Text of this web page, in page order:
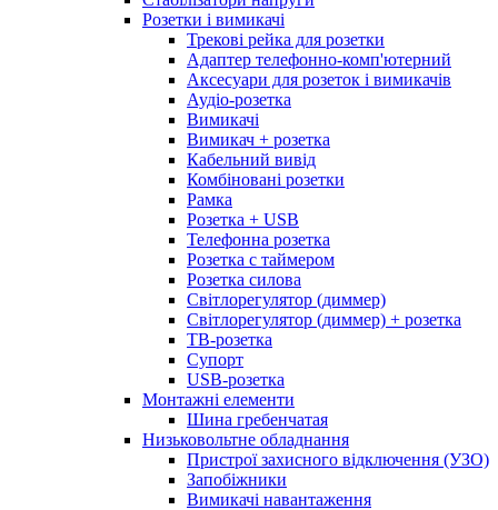
Розетки і вимикачі
Трекові рейка для розетки
Адаптер телефонно-комп'ютерний
Аксесуари для розеток і вимикачів
Аудіо-розетка
Вимикачі
Вимикач + розетка
Кабельний вивід
Комбіновані розетки
Рамка
Розетка + USB
Телефонна розетка
Розетка с таймером
Розетка силова
Світлорегулятор (диммер)
Світлорегулятор (диммер) + розетка
ТВ-розетка
Супорт
USB-розетка
Монтажні елементи
Шина гребенчатая
Низьковольтне обладнання
Пристрої захисного відключення (УЗО)
Запобіжники
Вимикачі навантаження